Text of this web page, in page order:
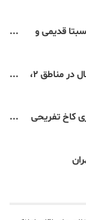
قدیمی و
قیمت اجاره آپارتمان بالای 10 سال در مناطق 2،
کاخ تفریحی